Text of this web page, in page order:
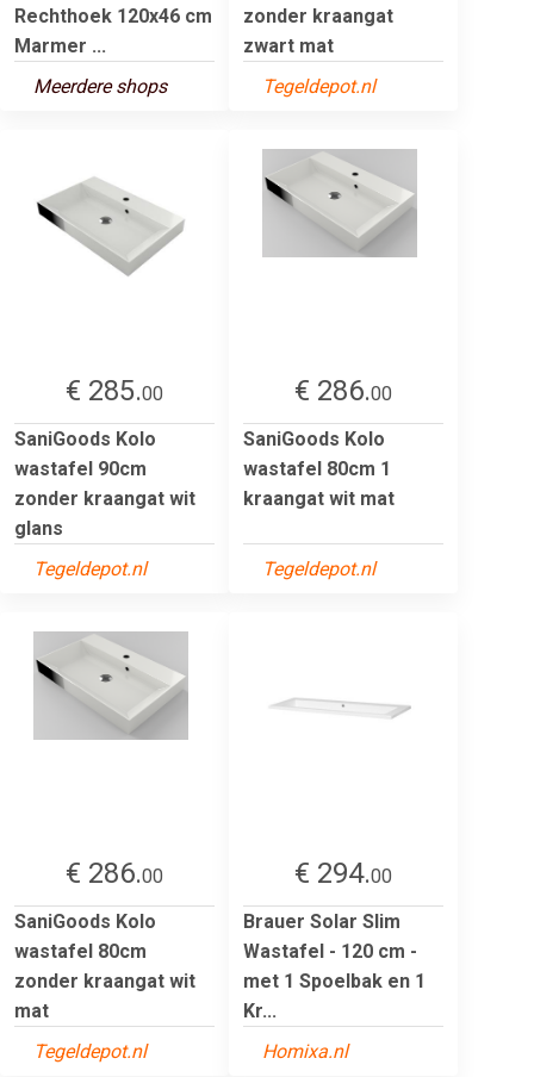
Rechthoek 120x46 cm
Marmer ...
Meerdere shops
zonder kraangat
zwart mat
Tegeldepot.nl
€ 285.00
SaniGoods Kolo
wastafel 90cm
zonder kraangat wit
glans
Tegeldepot.nl
€ 286.00
SaniGoods Kolo
wastafel 80cm 1
kraangat wit mat
Tegeldepot.nl
€ 286.00
SaniGoods Kolo
wastafel 80cm
zonder kraangat wit
mat
Tegeldepot.nl
€ 294.00
Brauer Solar Slim
Wastafel - 120 cm -
met 1 Spoelbak en 1
Kr...
Homixa.nl